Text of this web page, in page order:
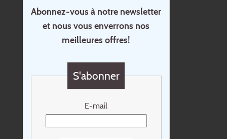
Abonnez-vous à notre newsletter
et nous vous enverrons nos
meilleures offres!
S'abonner
E-mail
Accueil
Contact
Questions?
Newsletter